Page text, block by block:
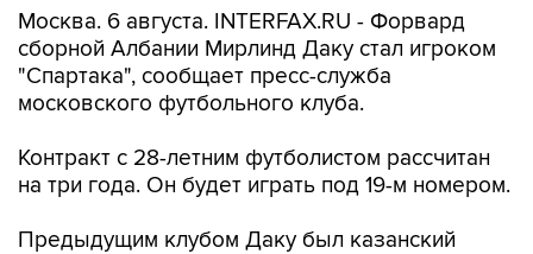
Москва. 6 августа. INTERFAX.RU - Форвард
сборной Албании Мирлинд Даку стал игроком
"Спартака", сообщает пресс-служба
московского футбольного клуба.
Контракт с 28-летним футболистом рассчитан
на три года. Он будет играть под 19-м номером.
Предыдущим клубом Даку был казанский